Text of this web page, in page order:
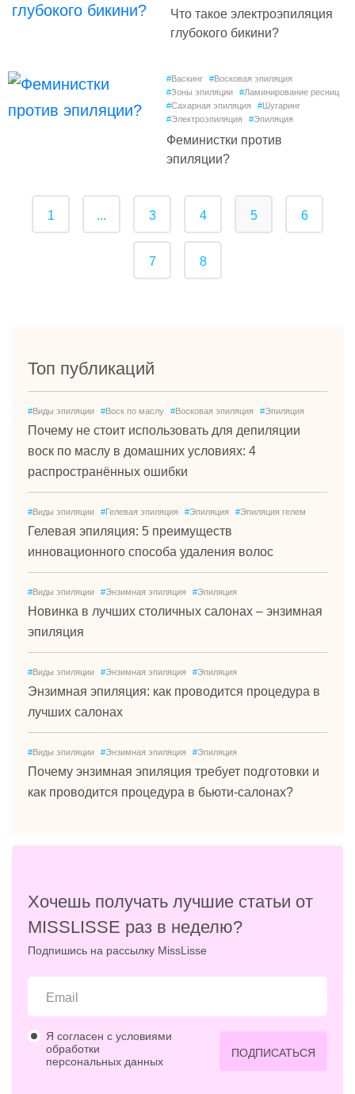
Что такое электроэпиляция
глубокого бикини?
#Васкинг #Восковая эпиляция
#Зоны эпиляции #Ламинирование ресниц
#Сахарная эпиляция #Шугаринг
#Электроэпиляция #Эпиляция
Феминистки против
эпиляции?
1 ... 3 4 5 6
7 8
Топ публикаций
#Виды эпиляции #Воск по маслу #Восковая эпиляция #Эпиляция
Почему не стоит использовать для депиляции
воск по маслу в домашних условиях: 4
распространённых ошибки
#Виды эпиляции #Гелевая эпиляция #Эпиляция #Эпиляция гелем
Гелевая эпиляция: 5 преимуществ
инновационного способа удаления волос
#Виды эпиляции #Энзимная эпиляция #Эпиляция
Новинка в лучших столичных салонах – энзимная
эпиляция
#Виды эпиляции #Энзимная эпиляция #Эпиляция
Энзимная эпиляция: как проводится процедура в
лучших салонах
#Виды эпиляции #Энзимная эпиляция #Эпиляция
Почему энзимная эпиляция требует подготовки и
как проводится процедура в бьюти-салонах?
Хочешь получать лучшие статьи от
MISSLISSE раз в неделю?
Подпишись на рассылку MissLisse
Я согласен с условиями
обработки
персональных данных
ПОДПИСАТЬСЯ